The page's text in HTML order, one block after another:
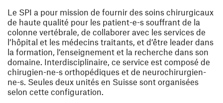
Le SPI a pour mission de fournir des soins chirurgicaux
de haute qualité pour les patient-e-s souffrant de la
colonne vertébrale, de collaborer avec les services de
l’hôpital et les médecins traitants, et d’être leader dans
la formation, l’enseignement et la recherche dans son
domaine. Interdisciplinaire, ce service est composé de
chirugien-ne-s orthopédiques et de neurochirurgien-
ne-s. Seules deux unités en Suisse sont organisées
selon cette configuration.